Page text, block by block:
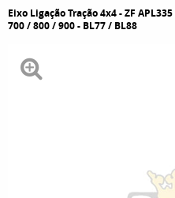
Eixo Ligação Tração 4x4 - ZF
700 / 800 / 900 - BL77 / BL88